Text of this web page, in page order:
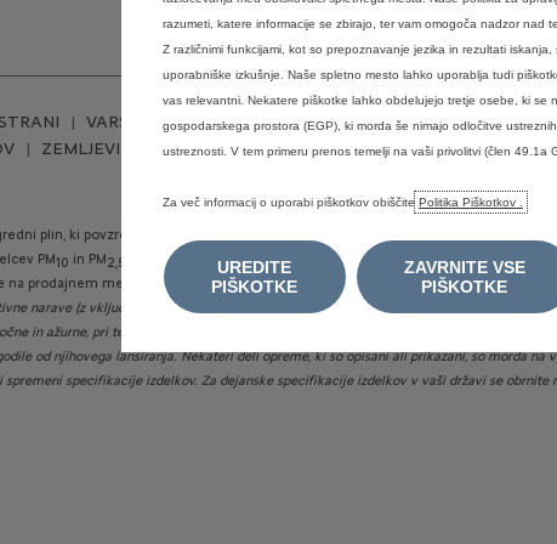
VARSTVO OSEBNIH PODATKOV
ZEMLJEVID STRANI
plin, ki povzroča globalno segrevanje. Emisije onesnaževal zunanjega zraka iz
PM10 in PM2,5
ter dušikovih oksidov. Podrobne okoljske informacije o novih
na prodajnem mestu in tukaj.
narave (z vključenim DDV). Pridržujemo si pravico do napak in posodobitev
in ažurne, pri tem pa ne prevzema nobene odgovornosti za nobene zahtevke ali
od njihovega lansiranja. Nekateri deli opreme, ki so opisani ali prikazani, so morda
specifikacije izdelkov. Za dejanske specifikacije izdelkov v vaši državi se obrnite
razumeti, katere informacije se zbirajo, ter vam omogoča nadzor nad
Z različnimi funkcijami, kot so prepoznavanje jezika in rezultati
uporabniške izkušnje. Naše spletno mesto lahko uporablja tudi
vas relevantni. Nekatere piškotke lahko obdelujejo tretje osebe, ki se
gospodarskega prostora (EGP), ki morda še nimajo odločitve
ustreznosti. V tem primeru prenos temelji na vaši privolitvi (člen 49.1a
Za več informacij o uporabi piškotkov obiščite Politika Piškotkov .
UREDITE
PIŠKOTKE
ZAVRNITE VSE
PIŠKOTKE